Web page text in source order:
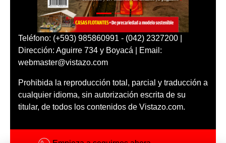
Teléfono: (+593) 985860991 - (042) 2327200 |
Dirección: Aguirre 734 y Boyacá | Email:
webmaster@vistazo.com
Prohibida la reproducción total, parcial y traducción a
cualquier idioma, sin autorización escrita de su
titular, de todos los contenidos de Vistazo.com.